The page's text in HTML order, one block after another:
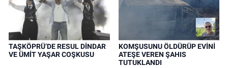
TAŞKÖPRÜ’DE RESUL DİNDAR
VE ÜMİT YAŞAR COŞKUSU
KOMŞUSUNU ÖLDÜRÜP EVİNİ
ATEŞE VEREN ŞAHIS
TUTUKLANDI